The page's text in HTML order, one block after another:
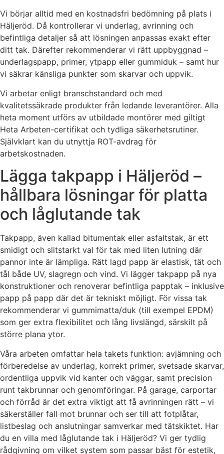
Vi börjar alltid med en kostnadsfri bedömning på plats i
Häljeröd. Då kontrollerar vi underlag, avrinning och
befintliga detaljer så att lösningen anpassas exakt efter
ditt tak. Därefter rekommenderar vi rätt uppbyggnad –
underlagspapp, primer, ytpapp eller gummiduk – samt hur
vi säkrar känsliga punkter som skarvar och uppvik.
Vi arbetar enligt branschstandard och med
kvalitetssäkrade produkter från ledande leverantörer. Alla
heta moment utförs av utbildade montörer med giltigt
Heta Arbeten-certifikat och tydliga säkerhetsrutiner.
Självklart kan du utnyttja ROT-avdrag för
arbetskostnaden.
Lägga takpapp i Häljeröd –
hållbara lösningar för platta
och låglutande tak
Takpapp, även kallad bitumentak eller asfaltstak, är ett
smidigt och slitstarkt val för tak med liten lutning där
pannor inte är lämpliga. Rätt lagd papp är elastisk, tät och
tål både UV, slagregn och vind. Vi lägger takpapp på nya
konstruktioner och renoverar befintliga papptak – inklusive
papp på papp där det är tekniskt möjligt. För vissa tak
rekommenderar vi gummimatta/duk (till exempel EPDM)
som ger extra flexibilitet och lång livslängd, särskilt på
större plana ytor.
Våra arbeten omfattar hela takets funktion: avjämning och
förberedelse av underlag, korrekt primer, svetsade skarvar,
ordentliga uppvik vid kanter och väggar, samt precision
runt takbrunnar och genomföringar. På garage, carportar
och förråd är det extra viktigt att få avrinningen rätt – vi
säkerställer fall mot brunnar och ser till att fotplåtar,
listbeslag och anslutningar samverkar med tätskiktet. Har
du en villa med låglutande tak i Häljeröd? Vi ger tydlig
rådgivning om vilket system som passar bäst för estetik,